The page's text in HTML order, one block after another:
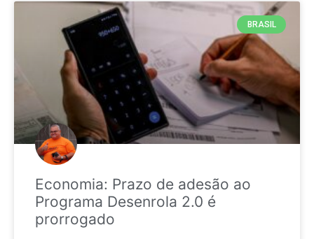
BRASIL
Economia: Prazo de adesão ao
Programa Desenrola 2.0 é
prorrogado